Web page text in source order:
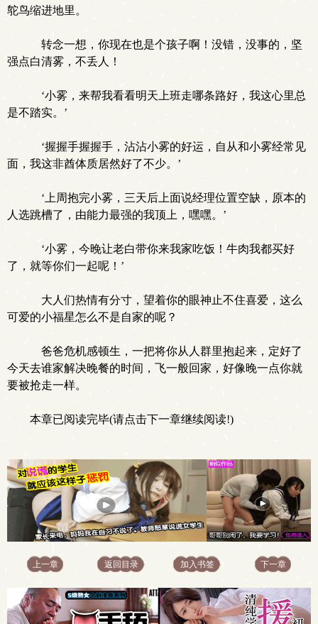
鸵鸟缩进地里。
转念一想，你现在也是个孩子啊！没错，没事的，坚
强点白清雾，不丢人！
‘小雾，来帮我看看明天上班走哪条路好，我这心里总
是不踏实。’
‘握握手握握手，沾沾小雾的好运，自从和小雾经常见
面，我这非酋体质居然好了不少。’
‘上周抱完小雾，三天后上面说经理位置空缺，原本的
人选跳槽了，由能力最强的我顶上，嘿嘿。’
‘小雾，今晚让老白带你来我家吃饭！牛肉我都买好
了，就等你们一起呢！’
大人们热情有分寸，望着你的眼神止不住喜爱，这么
可爱的小福星怎么不是自家的呢？
爸爸危机感顿生，一把将你从人群里抱起来，定好了
今天去谁家解决晚餐的时间，飞一般回家，好像晚一点你就
要被抢走一样。
本章已阅读完毕(请点击下一章继续阅读!)
上一章 返回目录 加入书签 下一章